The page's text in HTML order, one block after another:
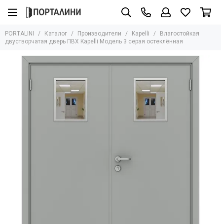
Производители
Все товары
Albero
PORTALINI Каталог Производители Kapelli
Влагостойкая
двустворчатая дверь ПВХ Kapelli Модель 3 серая остеклённая